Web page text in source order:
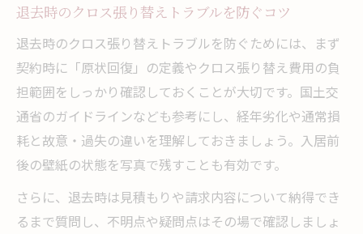
退去時のクロス張り替えトラブルを防ぐコツ
退去時のクロス張り替えトラブルを防ぐためには、まず
契約時に「原状回復」の定義やクロス張り替え費用の負
担範囲をしっかり確認しておくことが大切です。国土交
通省のガイドラインなども参考にし、経年劣化や通常損
耗と故意・過失の違いを理解しておきましょう。入居前
後の壁紙の状態を写真で残すことも有効です。
さらに、退去時は見積もりや請求内容について納得でき
るまで質問し、不明点や疑問点はその場で確認しましょ